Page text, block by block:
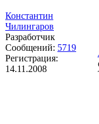
Константин
Чилингаров
Разработчик
Сообщений: 5719
Регистрация:
14.11.2008